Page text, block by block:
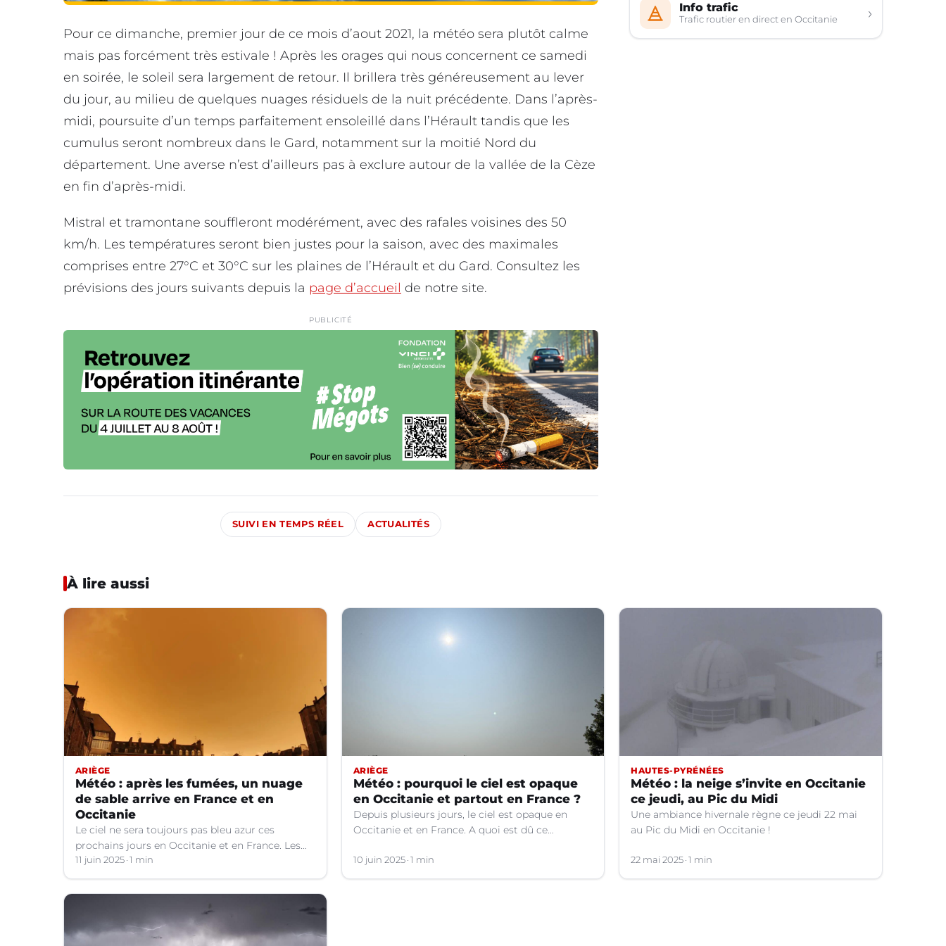
Pour ce dimanche, premier jour de ce mois d’aout 2021, la météo sera plutôt calme
mais pas forcément très estivale ! Après les orages qui nous concernent ce samedi
en soirée, le soleil sera largement de retour. Il brillera très généreusement au lever
du jour, au milieu de quelques nuages résiduels de la nuit précédente. Dans l’après-
midi, poursuite d’un temps parfaitement ensoleillé dans l’Hérault tandis que les
cumulus seront nombreux dans le Gard, notamment sur la moitié Nord du
département. Une averse n’est d’ailleurs pas à exclure autour de la vallée de la Cèze
en fin d’après-midi.
Mistral et tramontane souffleront modérément, avec des rafales voisines des 50
km/h. Les températures seront bien justes pour la saison, avec des maximales
comprises entre 27°C et 30°C sur les plaines de l’Hérault et du Gard. Consultez les
prévisions des jours suivants depuis la page d’accueil de notre site.
PUBLICITÉ
SUIVI EN TEMPS RÉEL ACTUALITÉS
Info trafic
Trafic routier en direct en Occitanie ›
À lire aussi
ARIÈGE
Météo : après les fumées, un nuage
de sable arrive en France et en
Occitanie
Le ciel ne sera toujours pas bleu azur ces
prochains jours en Occitanie et en France. Les
explications météo.
11 juin 2025 1 min
ARIÈGE
Météo : pourquoi le ciel est opaque
en Occitanie et partout en France ?
Depuis plusieurs jours, le ciel est opaque en
Occitanie et en France. A quoi est dû ce
10 juin 2025 1 min
HAUTES-PYRÉNÉES
Météo : la neige s’invite en Occitanie
ce jeudi, au Pic du Midi
Une ambiance hivernale règne ce jeudi 22 mai
au Pic du Midi en Occitanie !
22 mai 2025 1 min